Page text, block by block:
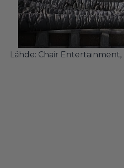
Lähde: Chair Entertainment,